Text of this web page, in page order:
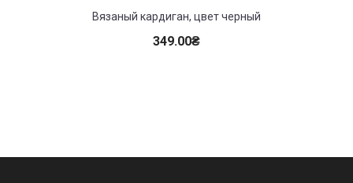
Вязаный кардиган, цвет черный
349.00₴